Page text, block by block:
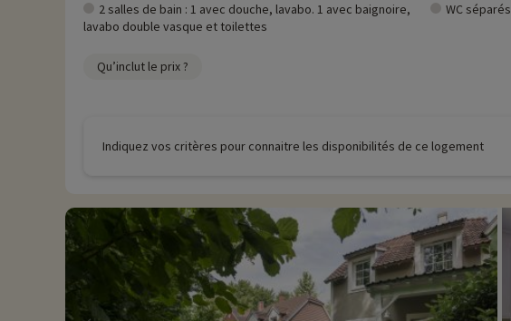
2 salles de bain : 1 avec douche, lavabo. 1 avec baignoire,
lavabo double vasque et toilettes
WC séparés
Qu’inclut le prix ?
Indiquez vos critères pour connaitre les disponibilités de ce logement